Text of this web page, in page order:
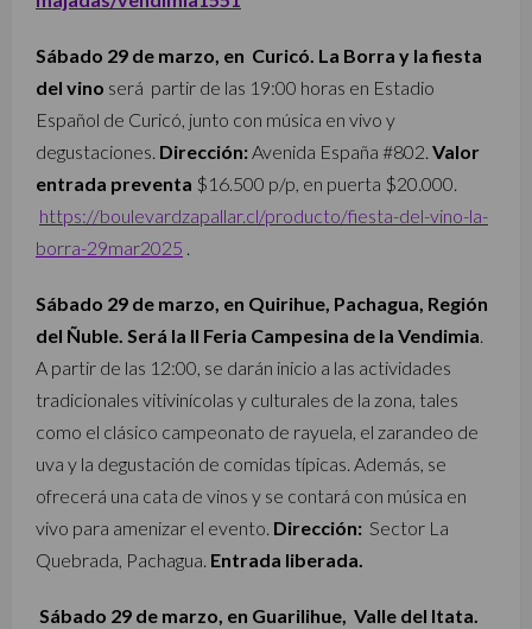
Sábado 29 de marzo, en Curicó. La Borra y la fiesta
del vino será partir de las 19:00 horas en Estadio
Español de Curicó, junto con música en vivo y
degustaciones. Dirección:Avenida España #802. Valor
entrada preventa $16.500 p/p, en puerta $20.000.
https://boulevardzapallar.cl/producto/fiesta-del-vino-la-
borra-29mar2025 .
Sábado 29 de marzo, en Quirihue, Pachagua, Región
del Ñuble. Será la II Feria Campesina de la Vendimia.
A partir de las 12:00, se darán inicio a las actividades
tradicionales vitivinícolas y culturales de la zona, tales
como el clásico campeonato de rayuela, el zarandeo de
uva y la degustación de comidas típicas. Además, se
ofrecerá una cata de vinos y se contará con música en
vivo para amenizar el evento. Dirección: Sector La
Quebrada, Pachagua. Entrada liberada.
Sábado 29 de marzo, en Guarilihue, Valle del Itata.